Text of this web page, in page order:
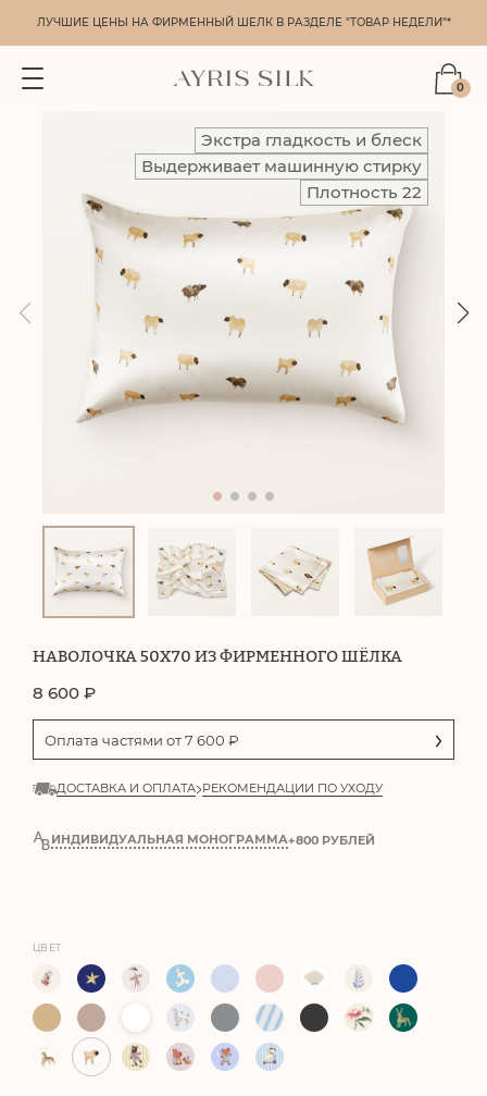
ЛУЧШИЕ ЦЕНЫ НА ФИРМЕННЫЙ ШЕЛК В РАЗДЕЛЕ "ТОВАР НЕДЕЛИ"*
0
Экстра гладкость и блеск
Выдерживает машинную стирку
Плотность 22
НАВОЛОЧКА 50Х70 ИЗ ФИРМЕННОГО ШЁЛКА
8 600 ₽
Оплата частями от7 600 ₽
ДОСТАВКА И ОПЛАТА РЕКОМЕНДАЦИИ ПО УХОДУ
ИНДИВИДУАЛЬНАЯ МОНОГРАММА+800 РУБЛЕЙ
ЦВЕТ